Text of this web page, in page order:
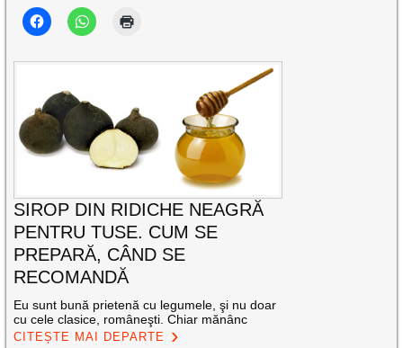
SIROP DIN RIDICHE NEAGRĂ
PENTRU TUSE. CUM SE
PREPARĂ, CÂND SE
RECOMANDĂ
Eu sunt bună prietenă cu legumele, şi nu doar
cu cele clasice, româneşti. Chiar mănânc
CITEȘTE MAI DEPARTE